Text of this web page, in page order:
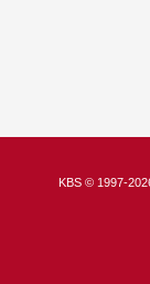
KBS © 1997-